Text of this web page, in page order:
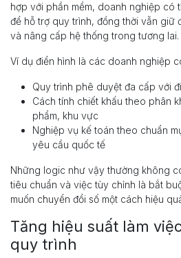
hợp với phần mềm, doanh nghiệp có
để hỗ trợ quy trình, đồng thời vẫn giữ
và nâng cấp hệ thống trong tương lai.
Ví dụ điển hình là các doanh nghiệp
Quy trình phê duyệt đa cấp với
Cách tính chiết khấu theo phân
phẩm, khu vực
Nghiệp vụ kế toán theo chuẩn
yêu cầu quốc tế
Những logic như vậy thường không
tiêu chuẩn và việc tùy chỉnh là bắt
muốn chuyển đổi số một cách hiệu
Tăng hiệu suất làm
quy trình